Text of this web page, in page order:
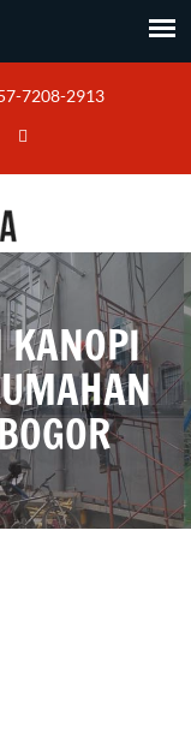
7208-2913
KANOPI